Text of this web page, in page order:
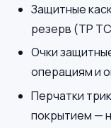
Защитные
резерв (ТР ТС
Очки
операциям и
Перчатки
покрытием —